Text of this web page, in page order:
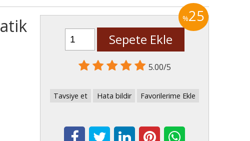
%25
Sepete Ekle
5.00/5
Tavsiye et Hata bildir Favorilerime Ekle